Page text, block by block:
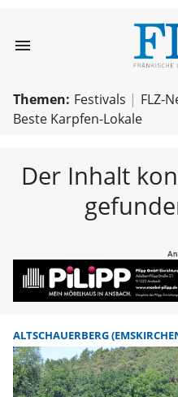
menu
Themen: Festivals
FLZ-
Beste Karpfen-Lokale
Der Inhalt
ALTSCHAUERBERG